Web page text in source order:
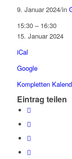
9. Januar 2024/in
Sauberer
Kiez
-
Neuendorfer
1,
gegenüber
Brauhaus
Spandau
15:30 – 16:30
15. Januar 2024
iCal
Google
Kompletten
Eintrag teilen